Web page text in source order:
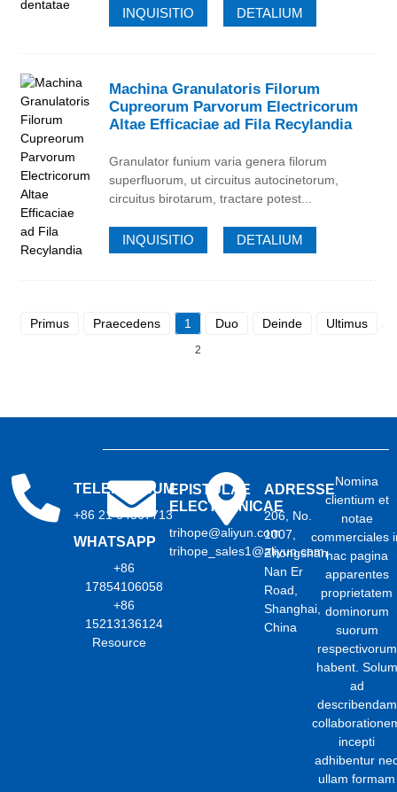
INQUISITIO DETALIUM
Machina Granulatoris Filorum
Cupreorum Parvorum Electricorum
Altae Efficaciae ad Fila Recylandia
Granulator funium varia genera filorum
superfluorum, ut circuitus autocinetorum,
circuitus birotarum, tractare potest...
INQUISITIO DETALIUM
Primus Praecedens 1 Duo Deinde Ultimus
2
TELEPHONUM
+86 21 64567713
WHATSAPP
+86
17854106058
+86
15213136124
Resource
EPISTULAE
ELECTRONICAE
trihope@aliyun.com
trihope_sales1@aliyun.com
ADRESSE
206, No.
1007,
Zhongshan
Nan Er
Road,
Shanghai,
China
Nomina
clientium et
notae
commerciales
hac pagina
apparentes
proprietatem
dominorum
suorum
respectivorum
habent. Solum
ad
describendam
incepti
adhibentur
ullam formam